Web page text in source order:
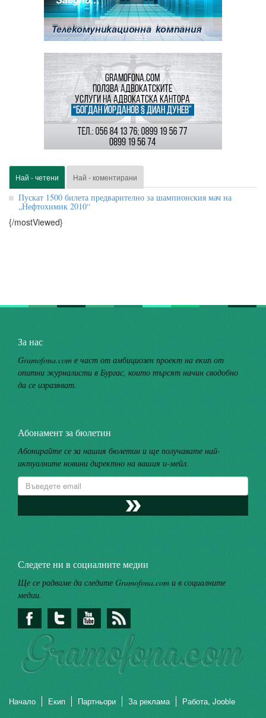
Най - четени Най - коментирани
Пускат 1500 билета предварително за шампионския мач на
„Нефтохимик 2010“
{/mostViewed}
За нас
Gramofona.com е част от амбициозен проект на екип от
опитни журналисти в Бургас, които търсят начин сводобно
да се изразяват.
Абонамент за бюлетин
Абонирайте се за нашия бюлетин и ще получавате най-
актуалните новини директно на вашия и-мейл.
Следете ни в социалните медии
Ще се радваме да следите Gramofona.com и в социалните
медии.
Начало Екип Партньори За реклама Работа, Jooble